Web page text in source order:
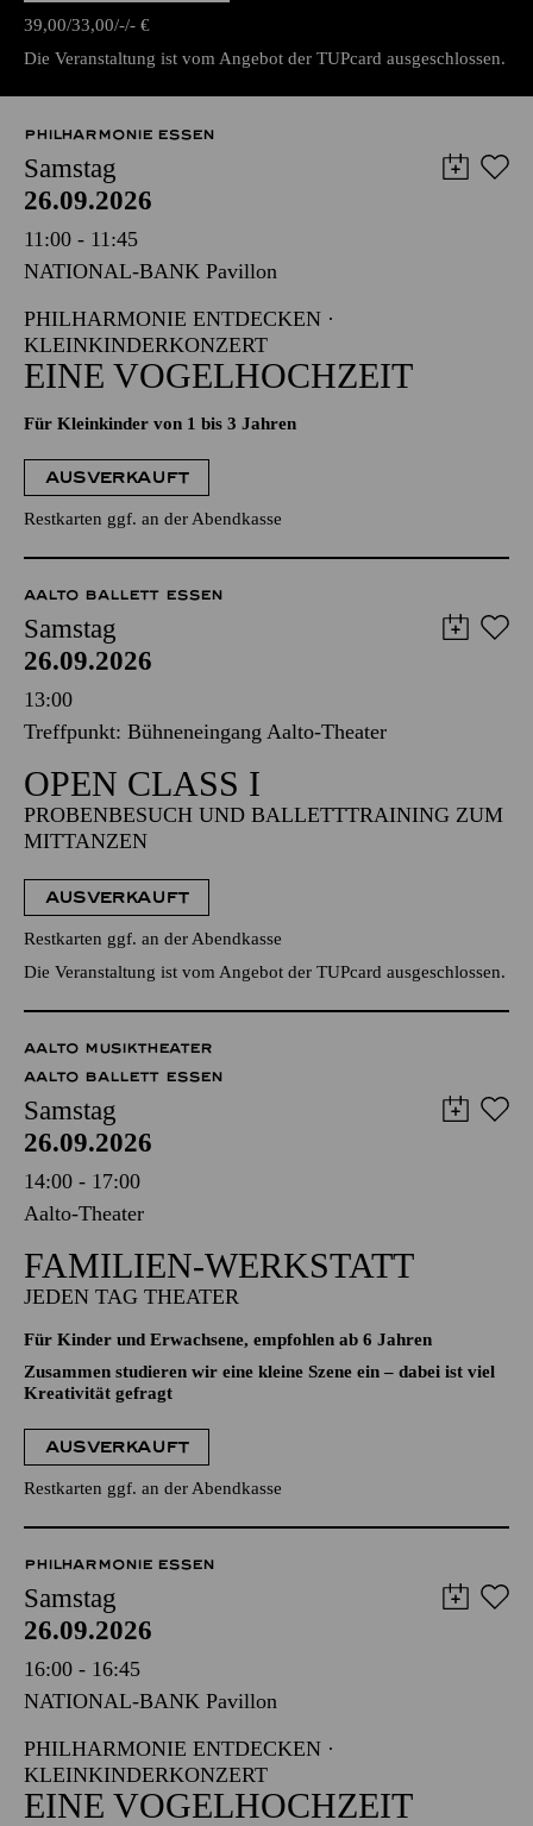
39,00 33,00 - - €
Die Veranstaltung ist vom Angebot der TUPcard ausgeschlossen.
PHILHARMONIE ESSEN
Samstag
26.09.2026
11:00 - 11:45
NATIONAL-BANK Pavillon
PHILHARMONIE ENTDECKEN ·
KLEINKINDERKONZERT
EINE VOGELHOCHZEIT
Für Kleinkinder von 1 bis 3 Jahren
AUSVERKAUFT
Restkarten ggf. an der Abendkasse
AALTO BALLETT ESSEN
Samstag
26.09.2026
13:00
Treffpunkt: Bühneneingang Aalto-Theater
OPEN CLASS I
PROBENBESUCH UND BALLETTTRAINING ZUM
MITTANZEN
AUSVERKAUFT
Restkarten ggf. an der Abendkasse
Die Veranstaltung ist vom Angebot der TUPcard ausgeschlossen.
AALTO MUSIKTHEATER
AALTO BALLETT ESSEN
Samstag
26.09.2026
14:00 - 17:00
Aalto-Theater
FAMILIEN-WERKSTATT
JEDEN TAG THEATER
Für Kinder und Erwachsene, empfohlen ab 6 Jahren
Zusammen studieren wir eine kleine Szene ein – dabei ist viel
Kreativität gefragt
AUSVERKAUFT
Restkarten ggf. an der Abendkasse
PHILHARMONIE ESSEN
Samstag
26.09.2026
16:00 - 16:45
NATIONAL-BANK Pavillon
PHILHARMONIE ENTDECKEN ·
KLEINKINDERKONZERT
EINE VOGELHOCHZEIT